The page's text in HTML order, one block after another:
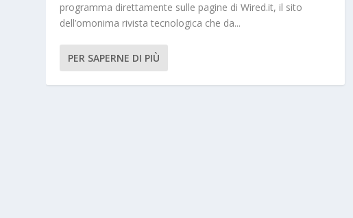
programma direttamente sulle pagine di Wired.it, il sito
dell’omonima rivista tecnologica che da...
PER SAPERNE DI PIÙ